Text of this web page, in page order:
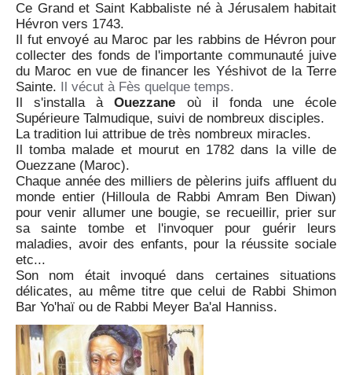
Ce Grand et Saint Kabbaliste né à Jérusalem habitait
Hévron vers 1743.
Il fut envoyé au Maroc par les rabbins de Hévron pour
collecter des fonds de l'importante communauté juive
du Maroc en vue de financer les Yéshivot de la Terre
Sainte. Il vécut à Fès quelque temps.
Il s'installa àOuezzane où il fonda une école
Supérieure Talmudique, suivi de nombreux disciples.
La tradition lui attribue de très nombreux miracles.
Il tomba malade et mourut en 1782 dans la ville de
Ouezzane (Maroc).
Chaque année des milliers de pèlerins juifs affluent du
monde entier (Hilloula de Rabbi Amram Ben Diwan)
pour venir allumer une bougie, se recueillir, prier sur
sa sainte tombe et l'invoquer pour guérir leurs
maladies, avoir des enfants, pour la réussite sociale
etc...
Son nom était invoqué dans certaines situations
délicates, au même titre que celui de Rabbi Shimon
Bar Yo'haï ou de Rabbi Meyer Ba'al Hanniss.